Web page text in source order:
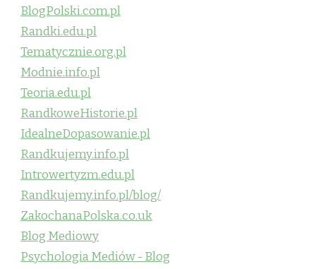
BlogPolski.com.pl
Randki.edu.pl
Tematycznie.org.pl
Modnie.info.pl
Teoria.edu.pl
RandkoweHistorie.pl
IdealneDopasowanie.pl
Randkujemy.info.pl
Introwertyzm.edu.pl
Randkujemy.info.pl/blog/
ZakochanaPolska.co.uk
Blog Mediowy
Psychologia Mediów - Blog